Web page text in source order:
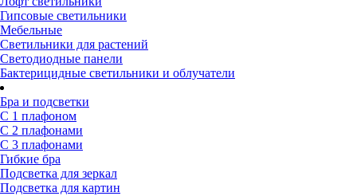
Гипсовые светильники
Мебельные
Светильники для растений
Светодиодные панели
Бактерицидные светильники и облучатели
Бра и подсветки
С 1 плафоном
С 2 плафонами
С 3 плафонами
Гибкие бра
Подсветка для зеркал
Подсветка для картин